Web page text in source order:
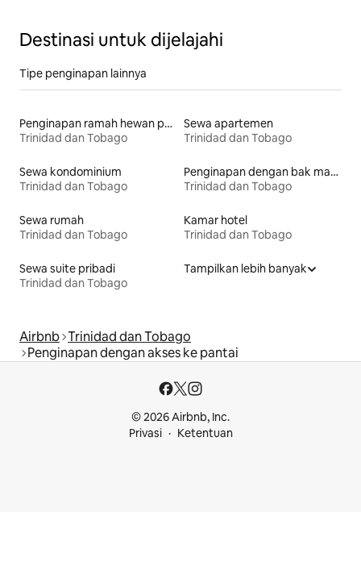
Destinasi untuk dijelajahi
Tipe penginapan lainnya
Penginapan ramah hewan peliharaan
Trinidad dan Tobago
Sewa apartemen
Trinidad dan Tobago
Sewa kondominium
Trinidad dan Tobago
Penginapan dengan bak mandi air panas
Trinidad dan Tobago
Sewa rumah
Trinidad dan Tobago
Kamar hotel
Trinidad dan Tobago
Sewa suite pribadi
Trinidad dan Tobago
Tampilkan lebih banyak
Airbnb Trinidad dan Tobago
Penginapan dengan akses ke pantai
© 2026 Airbnb, Inc.
Privasi
Ketentuan